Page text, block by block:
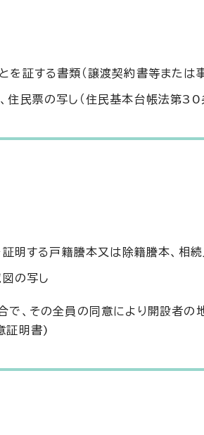
を証する書類（譲渡契約書等または
住民票の写し（住民基本台帳法第
明する戸籍謄本又は除籍謄本、相
の写し
、その全員の同意により開設者の
証明書)